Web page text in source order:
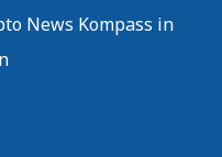
News Kompass in